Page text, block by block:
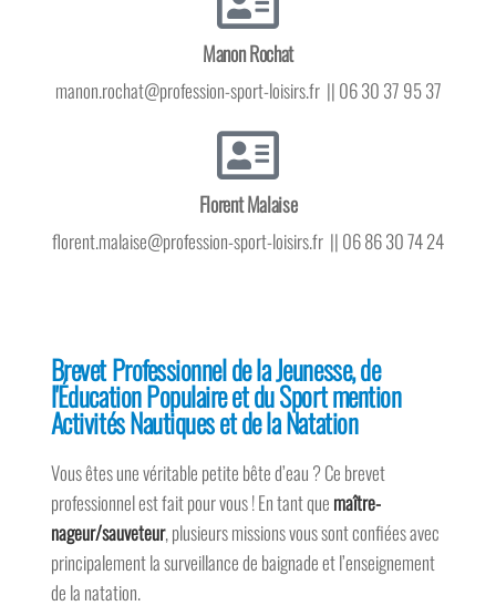
Manon Rochat
manon.rochat@profession-sport-loisirs.fr || 06 30 37 95 37
Florent Malaise
florent.malaise@profession-sport-loisirs.fr || 06 86 30 74 24
Brevet Professionnel de la Jeunesse, de
l'Éducation Populaire et du Sport mention
Activités Nautiques et de la Natation
Vous êtes une véritable petite bête d’eau ? Ce brevet
professionnel est fait pour vous ! En tant que maître-
nageur/sauveteur, plusieurs missions vous sont confiées avec
principalement la surveillance de baignade et l’enseignement
de la natation.